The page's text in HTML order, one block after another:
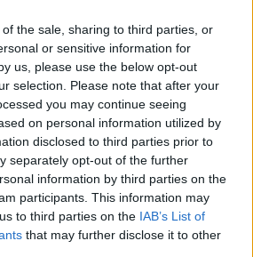
the sale, sharing to third parties, or
or sensitive information for
us, please use the below opt-out
selection. Please note that after your
you may continue seeing
on personal information utilized by
disclosed to third parties prior to
separately opt-out of the further
information by third parties on the
participants. This information may
to third parties on the IAB’s List of
that may further disclose it to other
Sellerie, Kürbis, Schwarzwurzeln
wie Fasan oder Wachteln passt
während das Aroma von Hirsch und Reh
oder kräftigem Schinken zur Geltung
zu allen Saucengerichten
Kartoffelknödel, ebenso Pellkartoffeln
gibt es Serviettenknödel, Pasta,
Ein gemischter Salat bzw. Blattsalat
dazu.
Rezepte.